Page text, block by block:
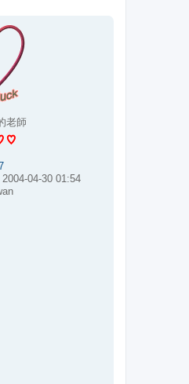
老師
2004-04-30 01:54